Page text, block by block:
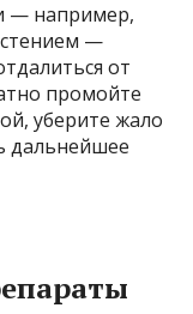
— например,
—
от
промойте
уберите жало
дальнейшее